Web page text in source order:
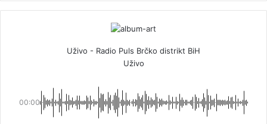
Uživo - Radio Puls Brčko distrikt BiH
Uživo
00:00